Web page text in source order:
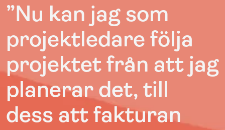
”Nu kan jag som
projektledare följa
projektet från att jag
planerar det, till
dess att fakturan